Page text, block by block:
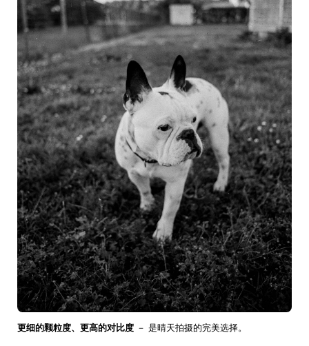
更细的颗粒度、更高的对比度 － 是晴天拍摄的完美选择。